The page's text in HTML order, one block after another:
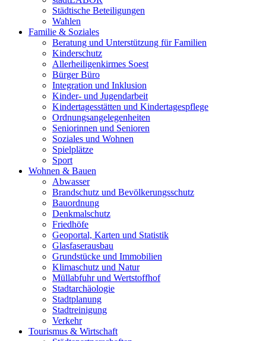
Städtische Beteiligungen
Wahlen
Familie & Soziales
Beratung und Unterstützung für Familien
Kinderschutz
Allerheiligenkirmes Soest
Bürger Büro
Integration und Inklusion
Kinder- und Jugendarbeit
Kindertagesstätten und Kindertagespflege
Ordnungsangelegenheiten
Seniorinnen und Senioren
Soziales und Wohnen
Spielplätze
Sport
Wohnen & Bauen
Abwasser
Brandschutz und Bevölkerungsschutz
Bauordnung
Denkmalschutz
Friedhöfe
Geoportal, Karten und Statistik
Glasfaserausbau
Grundstücke und Immobilien
Klimaschutz und Natur
Müllabfuhr und Wertstoffhof
Stadtarchäologie
Stadtplanung
Stadtreinigung
Verkehr
Tourismus & Wirtschaft